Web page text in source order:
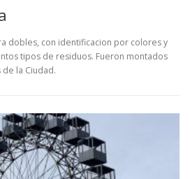
dobles, con identificacion por colores y
tipos de residuos. Fueron montados
la Ciudad.